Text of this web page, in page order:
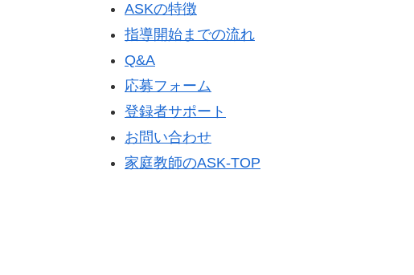
ASKの特徴
指導開始までの流れ
Q&A
応募フォーム
登録者サポート
お問い合わせ
家庭教師のASK-TOP